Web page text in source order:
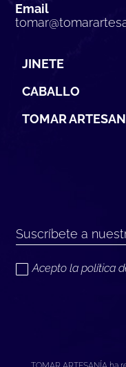
Email
JINETE
CABALLO
TOMAR
Acepto la política